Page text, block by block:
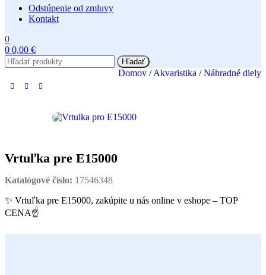
Odstúpenie od zmluvy
Kontakt
0
0 0,00 €
Hľadať
Domov / Akvaristika / Náhradné diely
Vrtuľka pre E15000
Katalógové číslo: 17546348
✨ Vrtuľka pre E15000, zakúpite u nás online v eshope – TOP
CENA☝